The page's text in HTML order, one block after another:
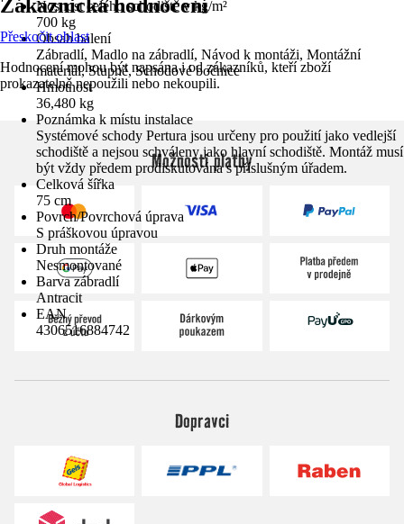
Nosnost celého schodiště v kg/m²
700 kg
Obsah balení
Zábradlí, Madlo na zábradlí, Návod k montáži, Montážní
materiál, Stupně, Schodové bočnice
Hmotnost
36,480 kg
Poznámka k místu instalace
Systémové schody Pertura jsou určeny pro použití jako vedlejší
schodiště a nejsou schváleny jako hlavní schodiště. Montáž musí
být vždy předem prodiskutována s příslušným úřadem.
Celková šířka
75 cm
Povrch/Povrchová úprava
S práškovou úpravou
Druh montáže
Nesmontované
Barva zábradlí
Antracit
EAN
4306516884742
Zákaznická hodnocení
Přeskočit oblast
Hodnocení mohou být napsána i od zákazníků, kteří zboží
prokazatelně nepoužili nebo nekoupili.
Možnosti platby
Dopravci